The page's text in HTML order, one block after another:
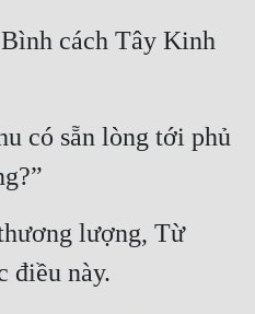
cách Tây Kinh
có sẵn lòng tới phủ
lượng, Từ
điều này.